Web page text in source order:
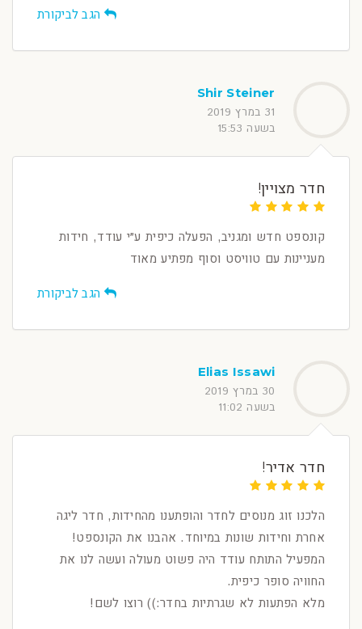
הגב לביקורת
Shir Steiner
31 במרץ 2019
בשעה 15:53
חדר מצויין!
קונספט חדש ומגניב, הפעלה כיפית ע״י עודד, חידות
מעניינות עם טוויסט וסוף מפתיע מאוד
הגב לביקורת
Elias Issawi
30 במרץ 2019
בשעה 11:02
חדר אדיר!
הלכנו זוג מנוסים לחדר והופתענו מהחידות, חדר ליגה
אחרת וחידות שונות במיוחד. אהבנו את הקונספט!
המפעיל התותח עודד היה פשוט מעולה ועשה לנו את
החוויה סופר כיפית.
מלא הפתעות לא שגרתיות בחדר:)) רוצו לשם!